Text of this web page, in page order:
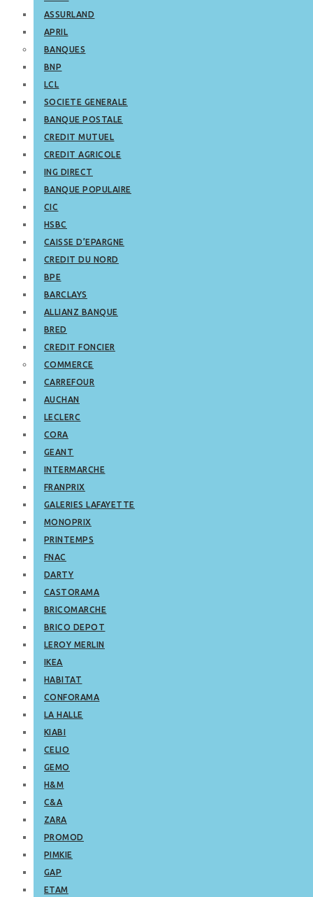
ASSURLAND
APRIL
BANQUES
BNP
LCL
SOCIETE GENERALE
BANQUE POSTALE
CREDIT MUTUEL
CREDIT AGRICOLE
ING DIRECT
BANQUE POPULAIRE
CIC
HSBC
CAISSE D’EPARGNE
CREDIT DU NORD
BPE
BARCLAYS
ALLIANZ BANQUE
BRED
CREDIT FONCIER
COMMERCE
CARREFOUR
AUCHAN
LECLERC
CORA
GEANT
INTERMARCHE
FRANPRIX
GALERIES LAFAYETTE
MONOPRIX
PRINTEMPS
FNAC
DARTY
CASTORAMA
BRICOMARCHE
BRICO DEPOT
LEROY MERLIN
IKEA
HABITAT
CONFORAMA
LA HALLE
KIABI
CELIO
GEMO
H&M
C&A
ZARA
PROMOD
PIMKIE
GAP
ETAM